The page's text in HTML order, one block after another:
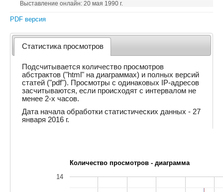
Выставление онлайн: 20 мая 1990 г.
PDF версия
Статистика просмотров
Подсчитывается количество просмотров
абстрактов ("html" на диаграммах) и полных версий
статей ("pdf"). Просмотры с одинаковых IP-адресов
засчитываются, если происходят с интервалом не
менее 2-х часов.
Дата начала обработки статистических данных - 27
января 2016 г.
Количество просмотров - диаграмма
14